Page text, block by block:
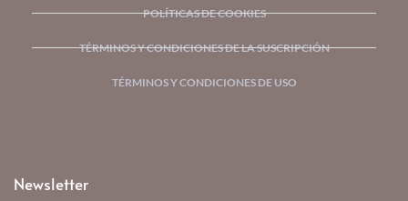
POLÍTICAS DE COOKIES
TÉRMINOS Y CONDICIONES DE LA SUSCRIPCIÓN
TÉRMINOS Y CONDICIONES DE USO
Newsletter